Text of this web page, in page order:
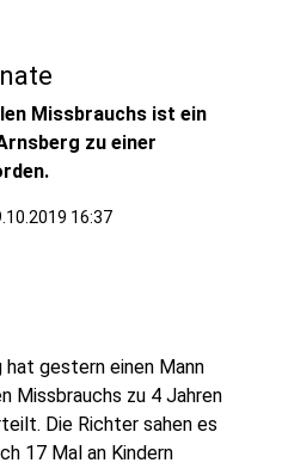
Missbrauchs ist ein
zu einer
16:37
gestern einen Mann
Missbrauchs zu 4 Jahren
Die Richter sahen es
17 Mal an Kindern